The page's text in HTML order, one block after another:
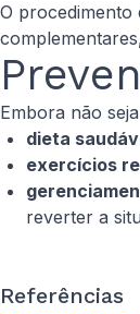
O procedimento
Embora não
dieta
exercícios
reverter a
Referências